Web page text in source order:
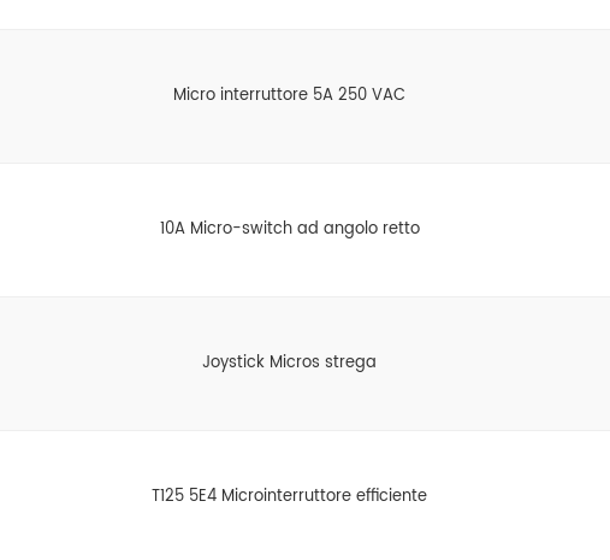
Micro interruttore 5A 250 VAC
10A Micro-switch ad angolo retto
Joystick Micros strega
T125 5E4 Microinterruttore efficiente